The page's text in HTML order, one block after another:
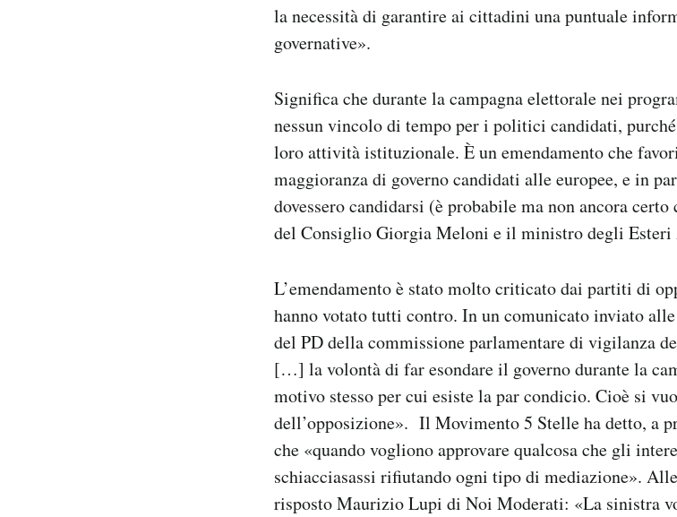
la necessità di garantire ai cittadini una puntuale
governative».
Significa che durante la campagna elettorale nei
nessun vincolo di tempo per i politici candidati,
loro attività istituzionale. È un emendamento che
maggioranza di governo candidati alle europee, e in
dovessero candidarsi (è probabile ma non ancora
del Consiglio Giorgia Meloni e il ministro degli Esteri
L’emendamento è stato molto criticato dai partiti di
hanno votato tutti contro. In un comunicato inviato
del PD della commissione parlamentare di vigilanza
[…] la volontà di far esondare il governo durante la
motivo stesso per cui esiste la par condicio. Cioè si
dell’opposizione». Il Movimento 5 Stelle ha detto, a
che «quando vogliono approvare qualcosa che gli
schiacciasassi rifiutando ogni tipo di mediazione».
risposto Maurizio Lupi di Noi Moderati: «La sinistra